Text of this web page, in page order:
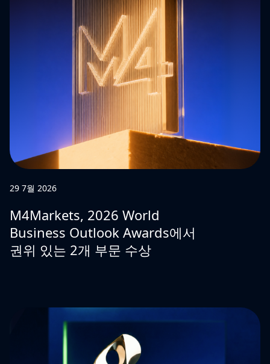
29 7월 2026
M4Markets, 2026 World
Business Outlook Awards에서
권위 있는 2개 부문 수상